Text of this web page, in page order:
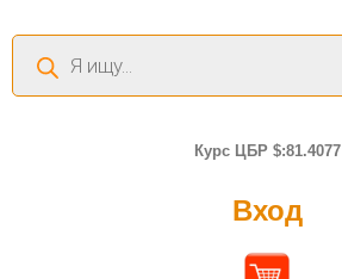
Поиск
товаров
Курс ЦБР $:81.4077
Вход